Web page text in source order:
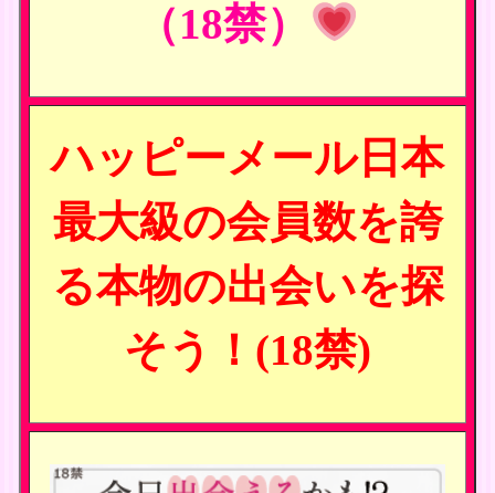
（18禁）
ハッピーメール日本
最大級の会員数を誇
る本物の出会いを探
そう！(18禁)